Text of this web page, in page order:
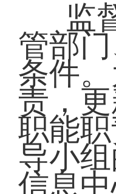
监
管部
条件
责，
职能
导小
信息